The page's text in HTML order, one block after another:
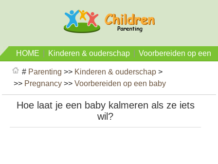
HOME Kinderen & ouderschap
Voorbereiden op een
baby
# Parenting >> Kinderen & ouderschap >
>> Pregnancy >>Voorbereiden op een baby
Hoe laat je een baby kalmeren als ze iets
wil?